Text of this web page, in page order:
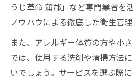
うじ革命 蒲郡」など専門業者を
ノウハウによる徹底した衛生管理
また、アレルギー体質の方や小
では、使用する洗剤や清掃方法
いでしょう。サービスを選ぶ際